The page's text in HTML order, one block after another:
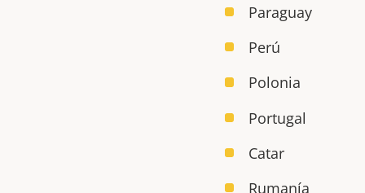
Paraguay
Perú
Polonia
Portugal
Catar
Rumanía